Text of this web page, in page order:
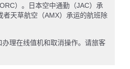
）。日本空中通勤（JAC）承
者天草航空（AMX）承运的航班除
办理在线值机和取消操作。请旅客